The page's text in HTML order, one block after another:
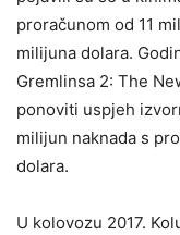
proračunom od 11
milijuna dolara.
Gremlinsa 2: The
ponoviti uspjeh
milijun naknada s
dolara.
U kolovozu 2017.